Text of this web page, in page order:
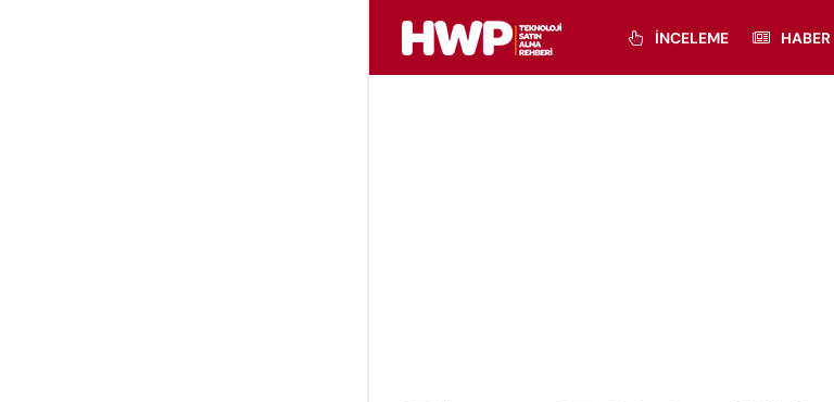
İNCELEME HABER